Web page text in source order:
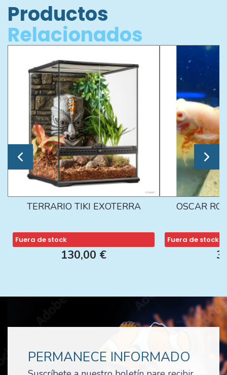
Productos
Relacionados
TERRARIO TIKI EXOTERRA
Fuera de stock
130,00 €
OSCAR
Fuera de stock
PERMANECE INFORMADO